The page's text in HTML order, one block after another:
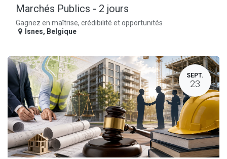
Marchés Publics - 2 jours
Gagnez en maîtrise, crédibilité et opportunités
Isnes, Belgique
SEPT.
23